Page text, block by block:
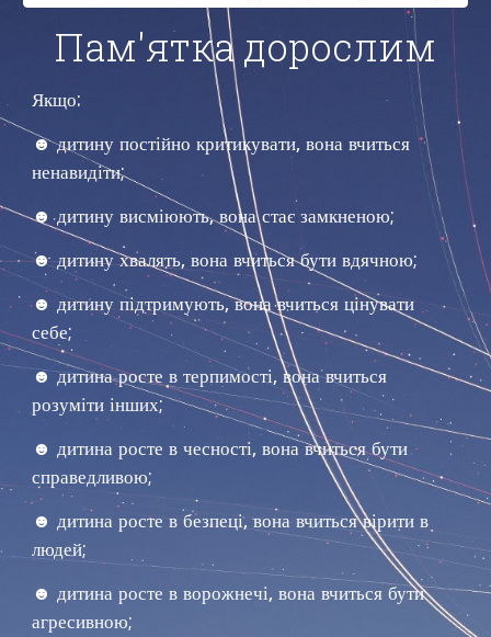
Пам'ятка дорослим
Якщо:
☻ дитину постійно критикувати, вона вчиться
ненавидіти;
☻ дитину висміюють, вона стає замкненою;
☻ дитину хвалять, вона вчиться бути вдячною;
☻ дитину підтримують, вона вчиться цінувати
себе;
☻ дитина росте в терпимості, вона вчиться
розуміти інших;
☻ дитина росте в чесності, вона вчиться бути
справедливою;
☻ дитина росте в безпеці, вона вчиться вірити в
людей;
☻ дитина росте в ворожнечі, вона вчиться бути
агресивною;